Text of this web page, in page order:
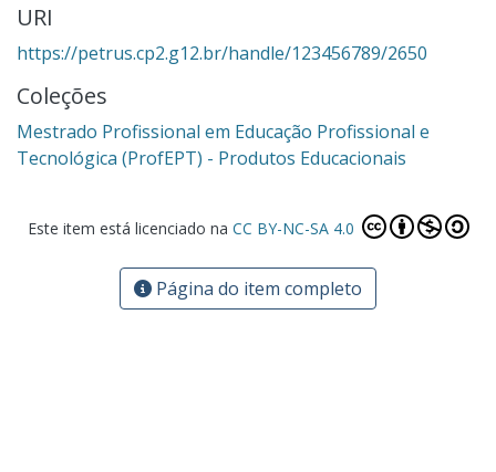
URI
https://petrus.cp2.g12.br/handle/123456789/2650
Coleções
Mestrado Profissional em Educação Profissional e
Tecnológica (ProfEPT) - Produtos Educacionais
Este item está licenciado na CC BY-NC-SA 4.0
Página do item completo